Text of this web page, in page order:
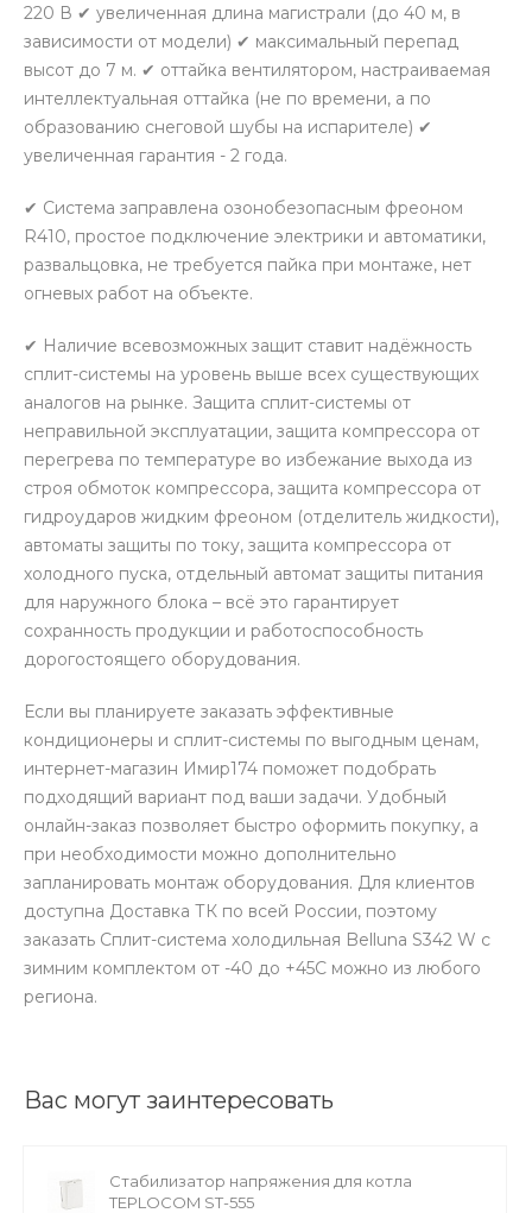
220 В ✔ увеличенная длина магистрали (до 40 м, в
зависимости от модели) ✔ максимальный перепад
высот до 7 м. ✔ оттайка вентилятором, настраиваемая
интеллектуальная оттайка (не по времени, а по
образованию снеговой шубы на испарителе) ✔
увеличенная гарантия - 2 года.
✔ Система заправлена озонобезопасным фреоном
R410, простое подключение электрики и автоматики,
развальцовка, не требуется пайка при монтаже, нет
огневых работ на объекте.
✔ Наличие всевозможных защит ставит надёжность
сплит-системы на уровень выше всех существующих
аналогов на рынке. Защита сплит-системы от
неправильной эксплуатации, защита компрессора от
перегрева по температуре во избежание выхода из
строя обмоток компрессора, защита компрессора от
гидроударов жидким фреоном (отделитель жидкости),
автоматы защиты по току, защита компрессора от
холодного пуска, отдельный автомат защиты питания
для наружного блока – всё это гарантирует
сохранность продукции и работоспособность
дорогостоящего оборудования.
Если вы планируете заказать эффективные
кондиционеры и сплит-системы по выгодным ценам,
интернет-магазин Имир174 поможет подобрать
подходящий вариант под ваши задачи. Удобный
онлайн-заказ позволяет быстро оформить покупку, а
при необходимости можно дополнительно
запланировать монтаж оборудования. Для клиентов
доступна Доставка ТК по всей России, поэтому
заказать Сплит-система холодильная Belluna S342 W с
зимним комплектом от -40 до +45С можно из любого
региона.
Вас могут заинтересовать
Стабилизатор напряжения для котла
TEPLOCOM ST-555